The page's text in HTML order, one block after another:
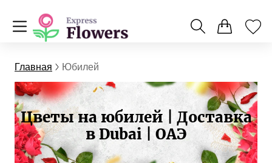
Главная Юбилей
Цветы на юбилей | Доставка
в Dubai | ОАЭ